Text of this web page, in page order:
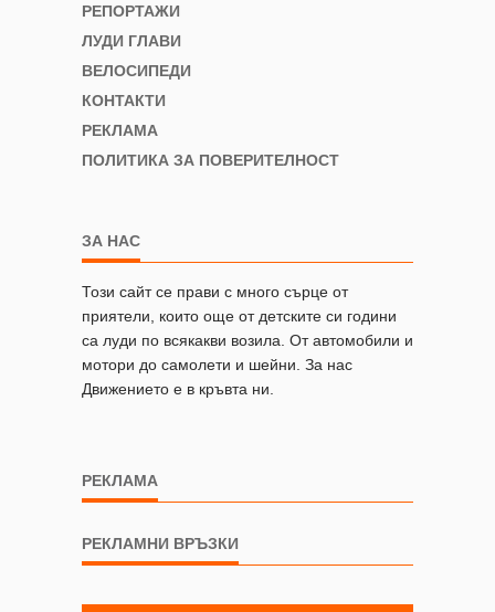
РЕПОРТАЖИ
ЛУДИ ГЛАВИ
ВЕЛОСИПЕДИ
КОНТАКТИ
РЕКЛАМА
ПОЛИТИКА ЗА ПОВЕРИТЕЛНОСТ
ЗА НАС
Този сайт се прави с много сърце от
приятели, които още от детските си години
са луди по всякакви возила. От автомобили и
мотори до самолети и шейни. За нас
Движението е в кръвта ни.
РЕКЛАМА
РЕКЛАМНИ ВРЪЗКИ